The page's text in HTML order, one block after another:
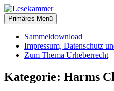
Zum
Inhalt
springen
Lesekammer
christliche Bücher zum
Primäres Menü
Sammeldownload
Impressum, Datenschutz
Zum Thema Urheberrecht
Kategorie: Harms